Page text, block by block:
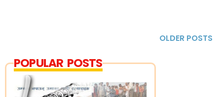
OLDER POSTS
POPULAR POSTS